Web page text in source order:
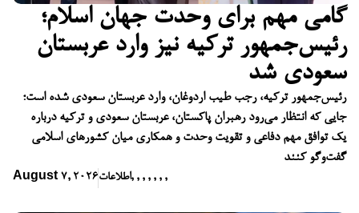
گامی مهم برای وحدت جهان اسلام؛
رئیس‌جمهور ترکیه نیز وارد عربستان
سعودی شد
رئیس‌جمهور ترکیه، رجب طیب اردوغان، وارد عربستان سعودی شده است؛
جایی که انتظار می‌رود رهبران پاکستان، عربستان سعودی و ترکیه درباره
یک توافق مهم دفاعی و تقویت وحدت و همکاری میان کشورهای اسلامی
گفت‌وگو کنند
August 7, 2026اطلاعات, , , , , , ,